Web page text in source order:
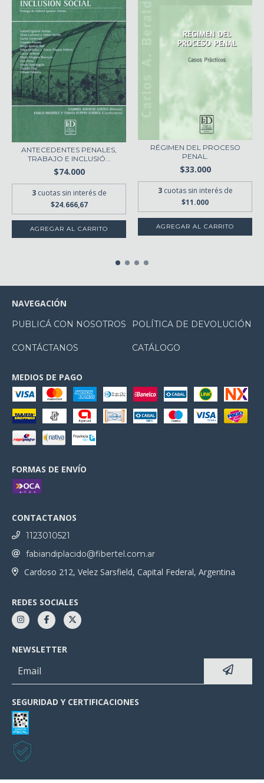
ANTECEDENTES PENALES,
TRABAJO E INCLUSIÓ...
$74.000
3 cuotas sin interés de
$24.666,67
RÉGIMEN DEL PROCESO
PENAL.
$33.000
3 cuotas sin interés de
$11.000
NAVEGACIÓN
PUBLICÁ CON NOSOTROS POLÍTICA DE DEVOLUCIÓN
CONTÁCTANOS CATÁLOGO
MEDIOS DE PAGO
FORMAS DE ENVÍO
CONTACTANOS
1123010521
fabiandiplacido@fibertel.com.ar
Cardoso 212, Velez Sarsfield, Capital Federal, Argentina
REDES SOCIALES
NEWSLETTER
SEGURIDAD Y CERTIFICACIONES